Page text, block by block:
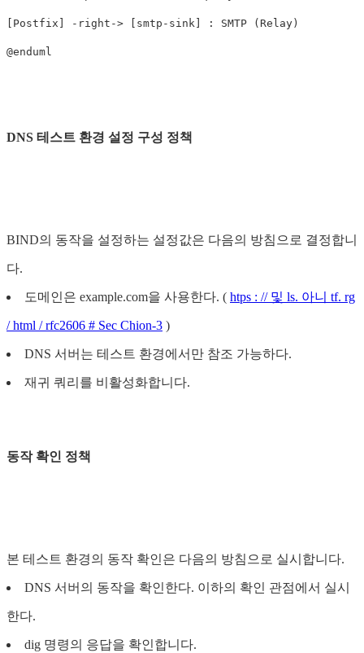
[Postfix] -right-> [smtp-sink] : SMTP (Relay)
DNS 테스트 환경 설정 구성 정책
BIND의 동작을 설정하는 설정값은 다음의 방침으로 결정합니
다.
도메인은 example.com을 사용한다. ( htps : // 및 ls. 아니 tf. rg
/ html / rfc2606 # Sec Chion-3 )
DNS 서버는 테스트 환경에서만 참조 가능하다.
재귀 쿼리를 비활성화합니다.
동작 확인 정책
본 테스트 환경의 동작 확인은 다음의 방침으로 실시합니다.
DNS 서버의 동작을 확인한다. 이하의 확인 관점에서 실시
한다.
dig 명령의 응답을 확인합니다.